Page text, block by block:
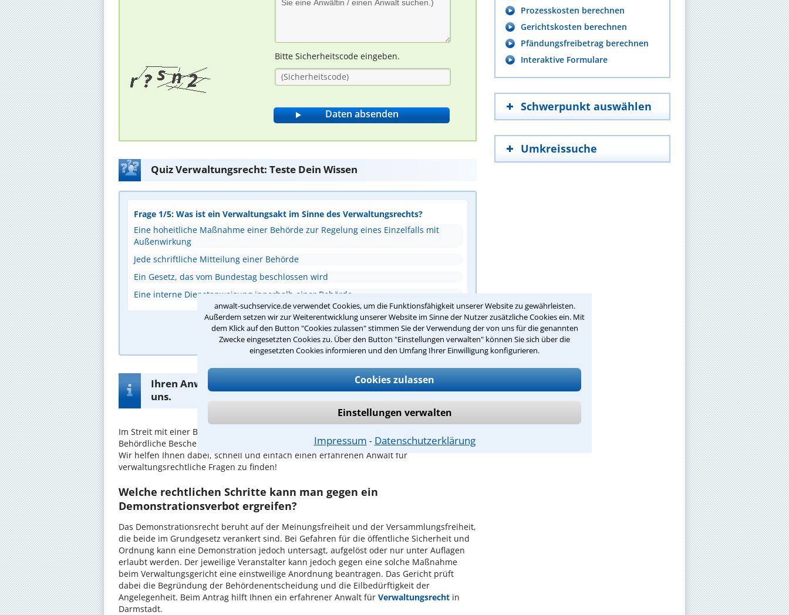
anwalt-suchservice.de verwendet Cookies, um die Funktionsfähigkeit unserer Website zu gewährleisten.
Außerdem setzen wir zur Weiterentwicklung unserer Website im Sinne der Nutzer zusätzliche Cookies ein. Mit
dem Klick auf den Button "Cookies zulassen" stimmen Sie der Verwendung der von uns für die genannten
Zwecke eingesetzten Cookies zu. Über den Button "Einstellungen verwalten" können Sie sich über die
eingesetzten Cookies informieren und den Umfang Ihrer Einwilligung konfigurieren.
Cookies zulassen
Einstellungen verwalten
Impressum ⁃ Datenschutzerklärung
Bitte Sicherheitscode eingeben.
Quiz Verwaltungsrecht: Teste Dein Wissen
Frage 1/5: Was ist ein Verwaltungsakt im Sinne des Verwaltungsrechts?
Eine hoheitliche Maßnahme einer Behörde zur Regelung eines Einzelfalls mit
Außenwirkung
Jede schriftliche Mitteilung einer Behörde
Ein Gesetz, das vom Bundestag beschlossen wird
Eine interne Dienstanweisung innerhalb einer Behörde
Antwort überprüfen
Ihren Anwalt für Verwaltungsrecht in Darmstadt finden Sie bei
uns.
Im Streit mit einer Behörde brauchen Sie gute Nerven und sachkundige Unterstützung.
Behördliche Bescheide und Entscheidungen sind für Laien oft schwer nachvollziehbar.
Wir helfen Ihnen dabei, schnell und einfach einen erfahrenen Anwalt für
verwaltungsrechtliche Fragen zu finden!
Welche rechtlichen Schritte kann man gegen ein
Demonstrationsverbot ergreifen?
Das Demonstrationsrecht beruht auf der Meinungsfreiheit und der Versammlungsfreiheit,
die beide im Grundgesetz verankert sind. Bei Gefahren für die öffentliche Sicherheit und
Ordnung kann eine Demonstration jedoch untersagt, aufgelöst oder nur unter Auflagen
erlaubt werden. Der jeweilige Veranstalter kann jedoch gegen eine solche Maßnahme
beim Verwaltungsgericht eine einstweilige Anordnung beantragen. Das Gericht prüft
dabei die Begründung der Behördenentscheidung und die Eilbedürftigkeit der
Angelegenheit. Beim Antrag hilft Ihnen ein erfahrener Anwalt für Verwaltungsrecht in
Darmstadt.
Prozesskosten berechnen
Gerichtskosten berechnen
Pfändungsfreibetrag berechnen
Interaktive Formulare
Schwerpunkt auswählen
Umkreissuche